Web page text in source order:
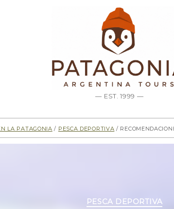
— EST. 1999 —
la Patagonia / Pesca deportiva /
Categorías
PESCA DEPORTIVA